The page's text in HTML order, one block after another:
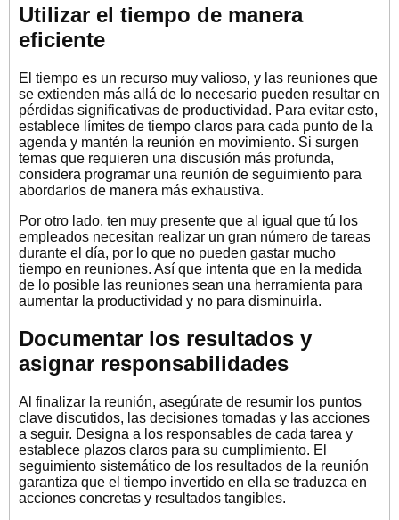
Utilizar el tiempo de manera
eficiente
El tiempo es un recurso muy valioso, y las reuniones que
se extienden más allá de lo necesario pueden resultar en
pérdidas significativas de productividad. Para evitar esto,
establece límites de tiempo claros para cada punto de la
agenda y mantén la reunión en movimiento. Si surgen
temas que requieren una discusión más profunda,
considera programar una reunión de seguimiento para
abordarlos de manera más exhaustiva.
Por otro lado, ten muy presente que al igual que tú los
empleados necesitan realizar un gran número de tareas
durante el día, por lo que no pueden gastar mucho
tiempo en reuniones. Así que intenta que en la medida
de lo posible las reuniones sean una herramienta para
aumentar la productividad y no para disminuirla.
Documentar los resultados y
asignar responsabilidades
Al finalizar la reunión, asegúrate de resumir los puntos
clave discutidos, las decisiones tomadas y las acciones
a seguir. Designa a los responsables de cada tarea y
establece plazos claros para su cumplimiento. El
seguimiento sistemático de los resultados de la reunión
garantiza que el tiempo invertido en ella se traduzca en
acciones concretas y resultados tangibles.